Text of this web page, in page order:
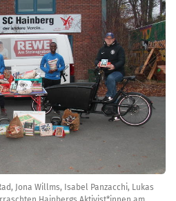
Jona Willms, Isabel Panzacchi, Lukas